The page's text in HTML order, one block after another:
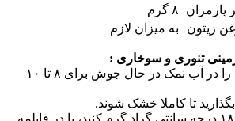
پارمزان
۸ گرم
زیتون
به میزان لازم
تنوری و سوخاری :
خلال های سیب زمینی را در آب نمک در حال جوش برای ۸ تا ۱۰
تا کاملا خشک شوند.
سرخ کن را باحرارت ۱۸۰ درجه سانتی گراد گرم کنید، یا در قابلمه